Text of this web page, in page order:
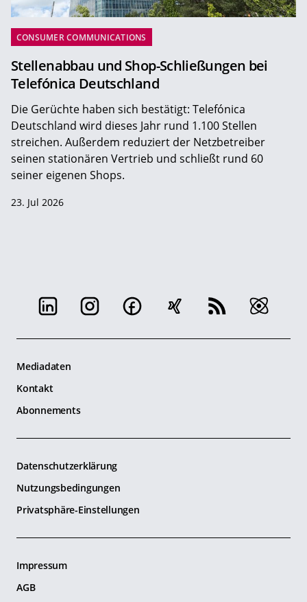
CONSUMER COMMUNICATIONS
Stellenabbau und Shop-Schließungen bei
Telefónica Deutschland
Die Gerüchte haben sich bestätigt: Telefónica
Deutschland wird dieses Jahr rund 1.100 Stellen
streichen. Außerdem reduziert der Netzbetreiber
seinen stationären Vertrieb und schließt rund 60
seiner eigenen Shops.
23. Jul 2026
Mediadaten
Kontakt
Abonnements
Datenschutzerklärung
Nutzungsbedingungen
Privatsphäre-Einstellungen
Impressum
AGB